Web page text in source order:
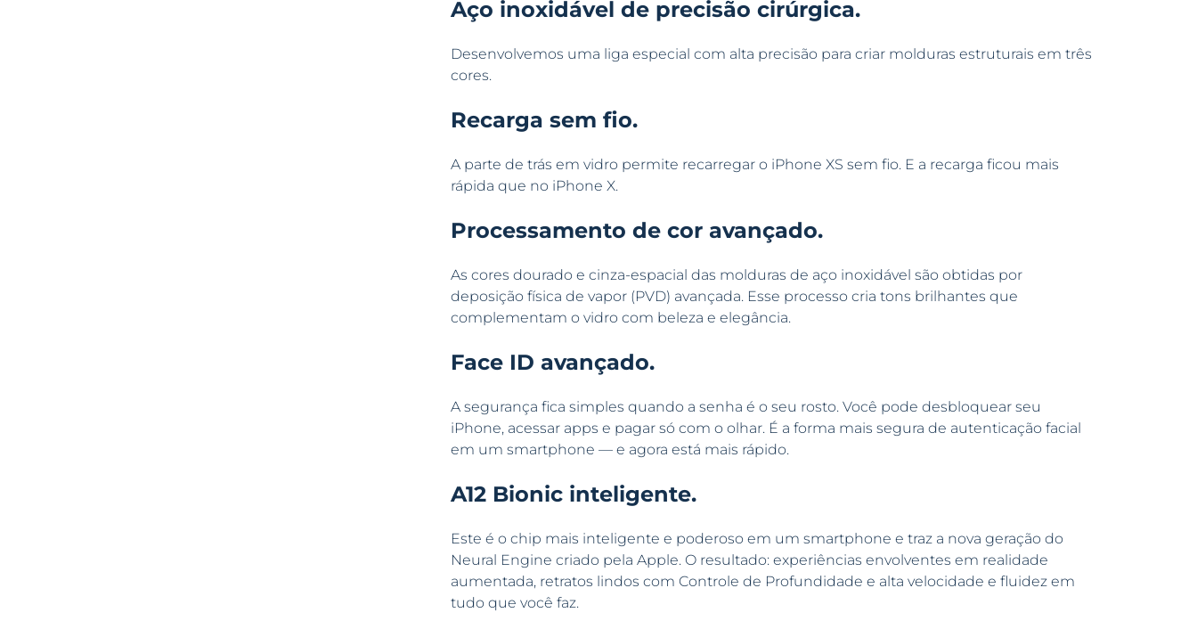
Aço inoxidável de precisão cirúrgica.
Desenvolvemos uma liga especial com alta precisão para criar molduras estruturais em três
cores.
Recarga sem fio.
A parte de trás em vidro permite recarregar o iPhone XS sem fio. E a recarga ficou mais
rápida que no iPhone X.
Processamento de cor avançado.
As cores dourado e cinza-espacial das molduras de aço inoxidável são obtidas por
deposição física de vapor (PVD) avançada. Esse processo cria tons brilhantes que
complementam o vidro com beleza e elegância.
Face ID avançado.
A segurança fica simples quando a senha é o seu rosto. Você pode desbloquear seu
iPhone, acessar apps e pagar só com o olhar. É a forma mais segura de autenticação facial
em um smartphone — e agora está mais rápido.
A12 Bionic inteligente.
Este é o chip mais inteligente e poderoso em um smartphone e traz a nova geração do
Neural Engine criado pela Apple. O resultado: experiências envolventes em realidade
aumentada, retratos lindos com Controle de Profundidade e alta velocidade e fluidez em
tudo que você faz.